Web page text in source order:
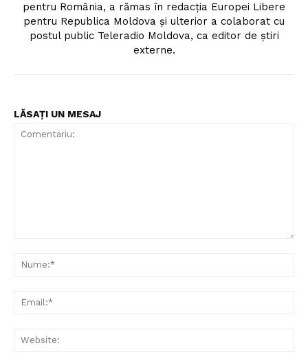
pentru România, a rămas în redacția Europei Libere
pentru Republica Moldova și ulterior a colaborat cu
postul public Teleradio Moldova, ca editor de știri
externe.
LĂSAȚI UN MESAJ